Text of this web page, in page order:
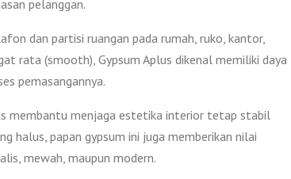
pelanggan.
dan partisi ruangan pada rumah, ruko, kantor,
rata (smooth), Gypsum Aplus dikenal memiliki daya
pemasangannya.
membantu menjaga estetika interior tetap stabil
halus, papan gypsum ini juga memberikan nilai
mewah, maupun modern.